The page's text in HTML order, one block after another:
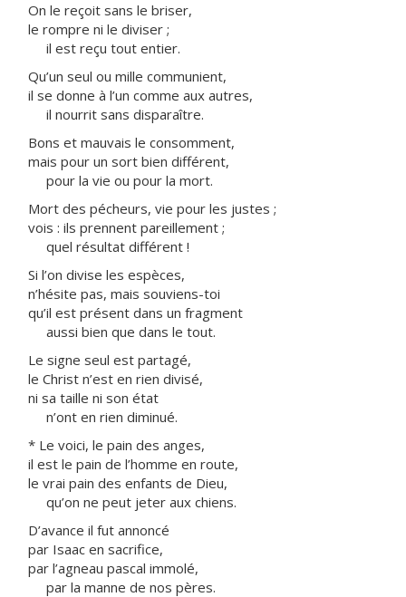
On le reçoit sans le briser,
le rompre ni le diviser ;
il est reçu tout entier.
Qu’un seul ou mille communient,
il se donne à l’un comme aux autres,
il nourrit sans disparaître.
Bons et mauvais le consomment,
mais pour un sort bien différent,
pour la vie ou pour la mort.
Mort des pécheurs, vie pour les justes ;
vois : ils prennent pareillement ;
quel résultat différent !
Si l’on divise les espèces,
n’hésite pas, mais souviens-toi
qu’il est présent dans un fragment
aussi bien que dans le tout.
Le signe seul est partagé,
le Christ n’est en rien divisé,
ni sa taille ni son état
n’ont en rien diminué.
* Le voici, le pain des anges,
il est le pain de l’homme en route,
le vrai pain des enfants de Dieu,
qu’on ne peut jeter aux chiens.
D’avance il fut annoncé
par Isaac en sacrifice,
par l’agneau pascal immolé,
par la manne de nos pères.